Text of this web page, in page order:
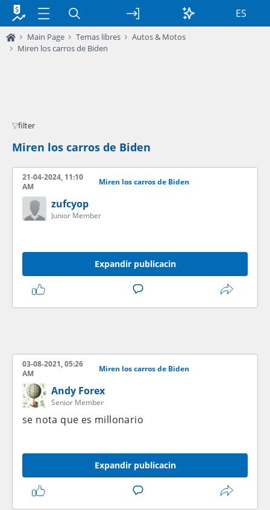
ES
Main Page Temas libres
Autos & Motos
Miren los carros de Biden
filter
Miren los carros de Biden
21-04-2024, 11:10
AM
Miren los carros de Biden
zufcyop
Junior Member
Expandir publicacin
03-08-2021, 05:26
AM
Miren los carros de Biden
Andy Forex
Senior Member
se nota que es millonario
Expandir publicacin